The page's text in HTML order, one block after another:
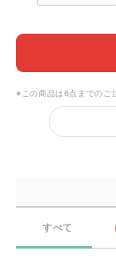
※この商品は6点までのご
すべて